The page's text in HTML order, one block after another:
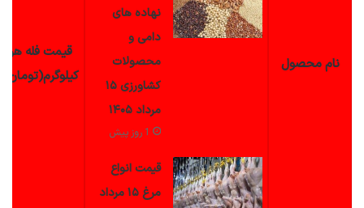
ناممحصول
نهاده های
دامی و
محصولات
کشاورزی ۱۵
مرداد ۱۴۰۵
1 روز پیش
قیمت انواع
مرغ ۱۵ مرداد
قیمت فله هر
کیلوگرم(تومان)